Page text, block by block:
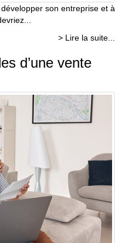
son entreprise et à
> Lire la suite...
d’une vente